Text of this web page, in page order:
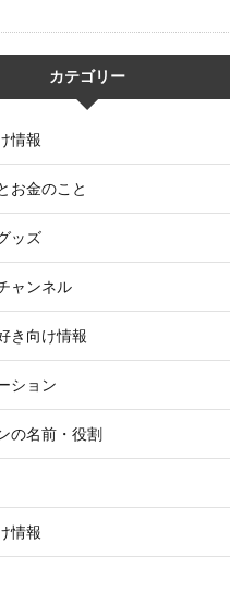
カテゴリー
情報
お金のこと
ッズ
ャンネル
き向け情報
ション
の名前・役割
情報